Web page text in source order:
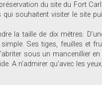
du site du Fort
souhaitent visiter le site
la taille de dix mètres.
Ses tiges, feuilles et
sous un mancenillier
A n’admirer qu’avec les